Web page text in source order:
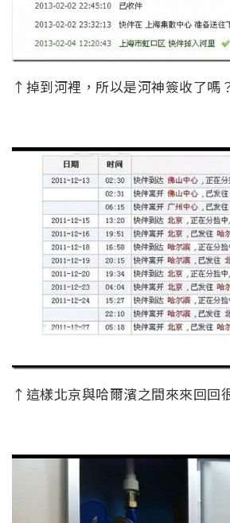
↑掉到河裡，所以是河神簽收了嗎
↑這樣北京與哈爾濱之間來來回回